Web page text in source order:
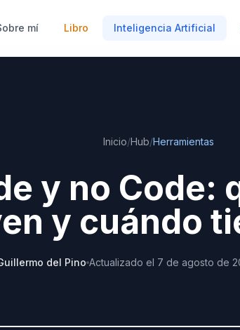
mí Libro Inteligencia Artificial
Inicio/Hub/Herramientas
y no Code:
y cuándo
del Pino Actualizado el 7 de agosto de